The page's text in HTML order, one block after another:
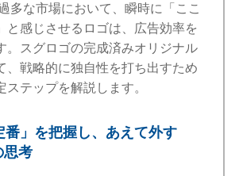
多な市場において、瞬時に「ここ
と感じさせるロゴは、広告効率を
。スグロゴの完成済みオリジナル
、戦略的に独自性を打ち出すため
ステップを解説します。
番」を把握し、あえて外す
思考